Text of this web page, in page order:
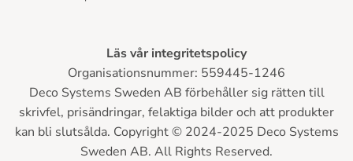
Läs vår integritetspolicy
Organisationsnummer: 559445-1246
Deco Systems Sweden AB förbehåller sig rätten till
skrivfel, prisändringar, felaktiga bilder och att produkter
kan bli slutsålda. Copyright © 2024-2025 Deco Systems
Sweden AB. All Rights Reserved.